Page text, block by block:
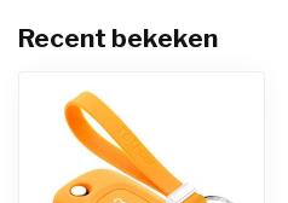
Recent bekeken